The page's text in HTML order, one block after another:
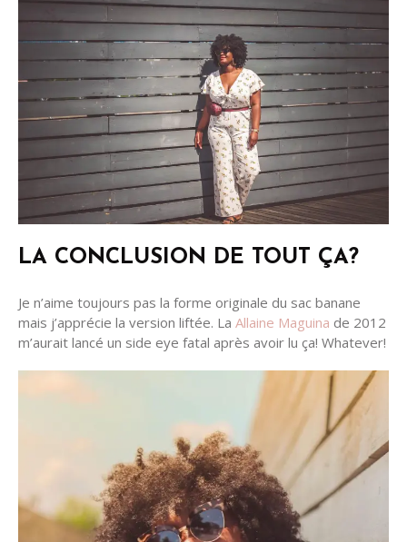
LA CONCLUSION DE TOUT ÇA?
Je n’aime toujours pas la forme originale du sac banane
mais j’apprécie la version liftée. La Allaine Maguina de 2012
m’aurait lancé un side eye fatal après avoir lu ça! Whatever!